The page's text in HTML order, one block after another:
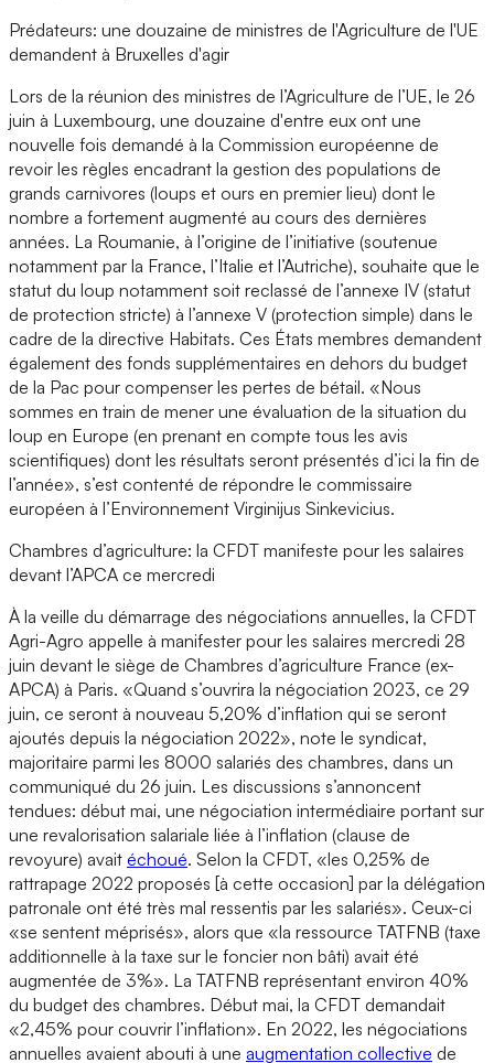
Prédateurs: une douzaine de ministres de l'Agriculture de l'UE
demandent à Bruxelles d'agir
Lors de la réunion des ministres de l’Agriculture de l’UE, le 26
juin à Luxembourg, une douzaine d'entre eux ont une
nouvelle fois demandé à la Commission européenne de
revoir les règles encadrant la gestion des populations de
grands carnivores (loups et ours en premier lieu) dont le
nombre a fortement augmenté au cours des dernières
années. La Roumanie, à l’origine de l’initiative (soutenue
notamment par la France, l’Italie et l’Autriche), souhaite que le
statut du loup notamment soit reclassé de l’annexe IV (statut
de protection stricte) à l’annexe V (protection simple) dans le
cadre de la directive Habitats. Ces États membres demandent
également des fonds supplémentaires en dehors du budget
de la Pac pour compenser les pertes de bétail. «Nous
sommes en train de mener une évaluation de la situation du
loup en Europe (en prenant en compte tous les avis
scientifiques) dont les résultats seront présentés d’ici la fin de
l’année», s’est contenté de répondre le commissaire
européen à l’Environnement Virginijus Sinkevicius.
Chambres d’agriculture: la CFDT manifeste pour les salaires
devant l’APCA ce mercredi
À la veille du démarrage des négociations annuelles, la CFDT
Agri-Agro appelle à manifester pour les salaires mercredi 28
juin devant le siège de Chambres d’agriculture France (ex-
APCA) à Paris. «Quand s’ouvrira la négociation 2023, ce 29
juin, ce seront à nouveau 5,20% d’inflation qui se seront
ajoutés depuis la négociation 2022», note le syndicat,
majoritaire parmi les 8000 salariés des chambres, dans un
communiqué du 26 juin. Les discussions s’annoncent
tendues: début mai, une négociation intermédiaire portant sur
une revalorisation salariale liée à l’inflation (clause de
revoyure) avait échoué. Selon la CFDT, «les 0,25% de
rattrapage 2022 proposés [à cette occasion] par la délégation
patronale ont été très mal ressentis par les salariés». Ceux-ci
«se sentent méprisés», alors que «la ressource TATFNB (taxe
additionnelle à la taxe sur le foncier non bâti) avait été
augmentée de 3%». La TATFNB représentant environ 40%
du budget des chambres. Début mai, la CFDT demandait
«2,45% pour couvrir l’inflation». En 2022, les négociations
annuelles avaient abouti à une augmentation collective de